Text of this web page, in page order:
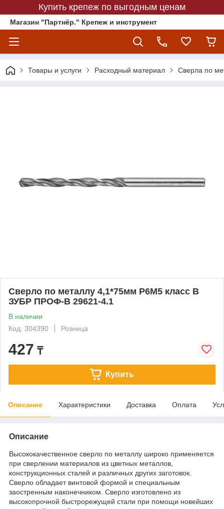
Купить крепеж по выгодным ценам
Магазин "Партнёр." Крепеж и инструмент
Товары и услуги Расходный материал Сверла по
Сверло по металлу 4,1*75мм Р6М5 класс В
ЗУБР ПРОФ-В 29621-4.1
В наличии
Код: 304390
Розница
427 ₸
Купить
Описание Характеристики Доставка Оплата
Описание
Высококачественное сверло по металлу широко применяется
при сверлении материалов из цветных металлов,
конструкционных сталей и различных других заготовок.
Сверло обладает винтовой формой и специальным
заостренным наконечником. Сверло изготовлено из
высокопрочной быстрорежущей стали при помощи новейших